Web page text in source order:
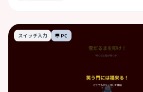
スイッチ入力 PC